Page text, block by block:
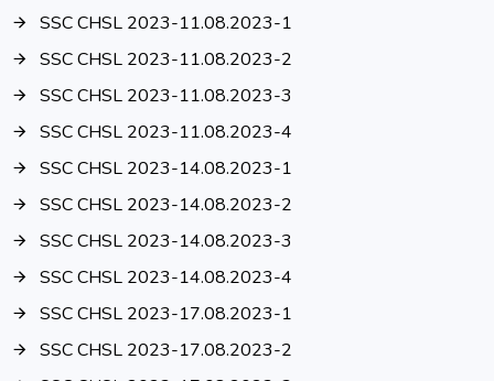
SSC CHSL 2023-11.08.2023-1
SSC CHSL 2023-11.08.2023-2
SSC CHSL 2023-11.08.2023-3
SSC CHSL 2023-11.08.2023-4
SSC CHSL 2023-14.08.2023-1
SSC CHSL 2023-14.08.2023-2
SSC CHSL 2023-14.08.2023-3
SSC CHSL 2023-14.08.2023-4
SSC CHSL 2023-17.08.2023-1
SSC CHSL 2023-17.08.2023-2